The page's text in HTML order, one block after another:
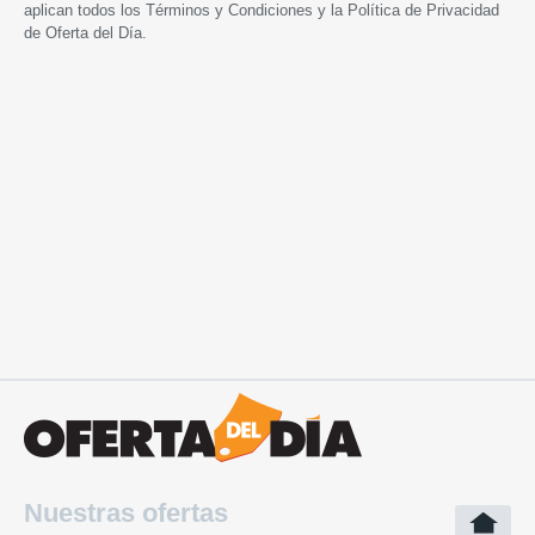
aplican todos los Términos y Condiciones y la Política de Privacidad
de Oferta del Día.
Nuestras ofertas